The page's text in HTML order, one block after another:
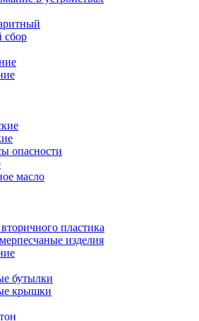
сбор
опасности
масло
пластика
изделия
бутылки
крышки